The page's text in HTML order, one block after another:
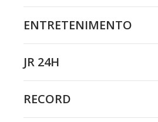
ENTRETENIMENTO
JR 24H
RECORD